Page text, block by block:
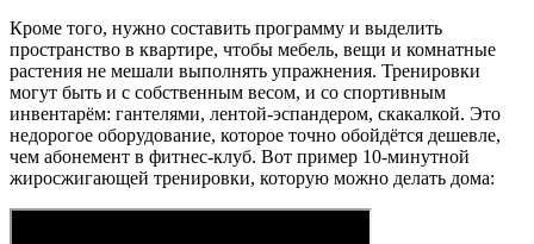
Кроме того, нужно составить программу и выделить
пространство в квартире, чтобы мебель, вещи и комнатные
растения не мешали выполнять упражнения. Тренировки
могут быть и с собственным весом, и со спортивным
инвентарём: гантелями, лентой-эспандером, скакалкой. Это
недорогое оборудование, которое точно обойдётся дешевле,
чем абонемент в фитнес-клуб. Вот пример 10-минутной
жиросжигающей тренировки, которую можно делать дома: